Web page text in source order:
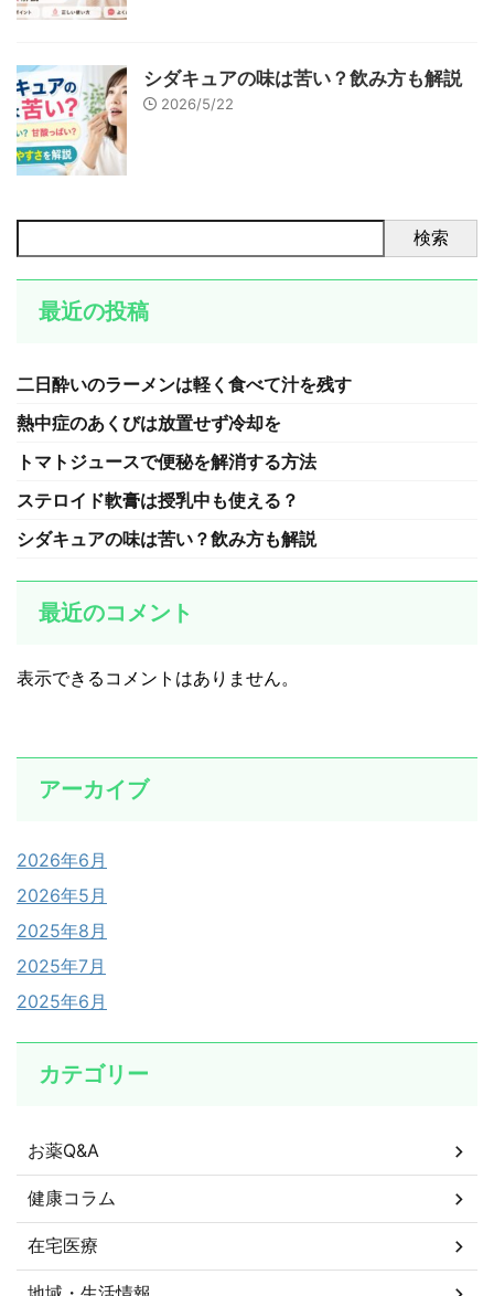
シダキュアの味は苦い？飲み方も解説
2026/5/22
検索
最近の投稿
二日酔いのラーメンは軽く食べて汁を残す
熱中症のあくびは放置せず冷却を
トマトジュースで便秘を解消する方法
ステロイド軟膏は授乳中も使える？
シダキュアの味は苦い？飲み方も解説
最近のコメント
表示できるコメントはありません。
アーカイブ
2026年6月
2026年5月
2025年8月
2025年7月
2025年6月
カテゴリー
お薬Q&A
健康コラム
在宅医療